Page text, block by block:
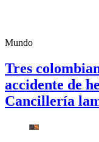
Mundo
Tres
accidente de
Cancillería